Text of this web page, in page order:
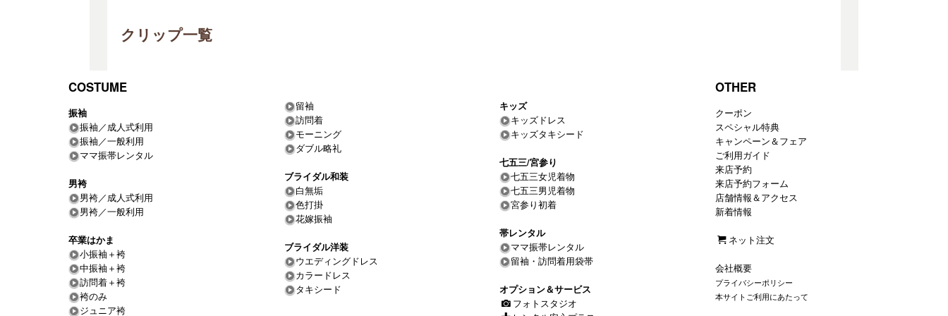
クリップ一覧
COSTUME
振袖
振袖／成人式利用
振袖／一般利用
ママ振帯レンタル
男袴
男袴／成人式利用
男袴／一般利用
卒業はかま
小振袖＋袴
中振袖＋袴
訪問着＋袴
袴のみ
ジュニア袴
留袖
訪問着
モーニング
ダブル略礼
ブライダル和装
白無垢
色打掛
花嫁振袖
ブライダル洋装
ウエディングドレス
カラードレス
タキシード
キッズ
キッズドレス
キッズタキシード
七五三/宮参り
七五三女児着物
七五三男児着物
宮参り初着
帯レンタル
ママ振帯レンタル
留袖・訪問着用袋帯
オプション＆サービス
フォトスタジオ
OTHER
クーポン
スペシャル特典
キャンペーン＆フェア
ご利用ガイド
来店予約
来店予約フォーム
店舗情報＆アクセス
新着情報
ネット注文
会社概要
プライバシーポリシー
本サイトご利用にあたって